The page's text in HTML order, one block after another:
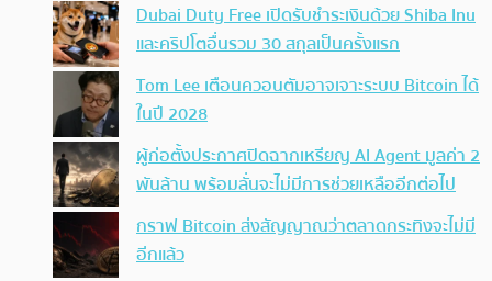
Dubai Duty Free เปิดรับชำระเงินด้วย Shiba Inu
และคริปโตอื่นรวม 30 สกุลเป็นครั้งแรก
Tom Lee เตือนควอนตัมอาจเจาะระบบ Bitcoin ได้
ในปี 2028
ผู้ก่อตั้งประกาศปิดฉากเหรียญ AI Agent มูลค่า 2
พันล้าน พร้อมลั่นจะไม่มีการช่วยเหลืออีกต่อไป
กราฟ Bitcoin ส่งสัญญาณว่าตลาดกระทิงจะไม่มี
อีกแล้ว